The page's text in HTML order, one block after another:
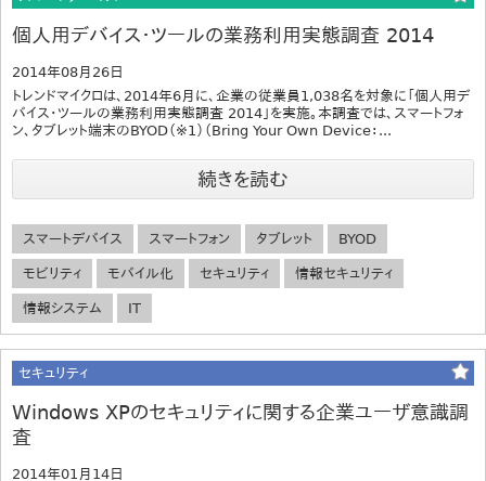
個人用デバイス・ツールの業務利用実態調査 2014
2014年08月26日
トレンドマイクロは、2014年6月に、企業の従業員1,038名を対象に「個人用デ
バイス・ツールの業務利用実態調査 2014」を実施。本調査では、スマートフォ
ン、タブレット端末のBYOD（※1）（Bring Your Own Device：...
続きを読む
スマートデバイス スマートフォン タブレット BYOD
モビリティ モバイル化 セキュリティ 情報セキュリティ
情報システム IT
セキュリティ
Windows XPのセキュリティに関する企業ユーザ意識調
査
2014年01月14日